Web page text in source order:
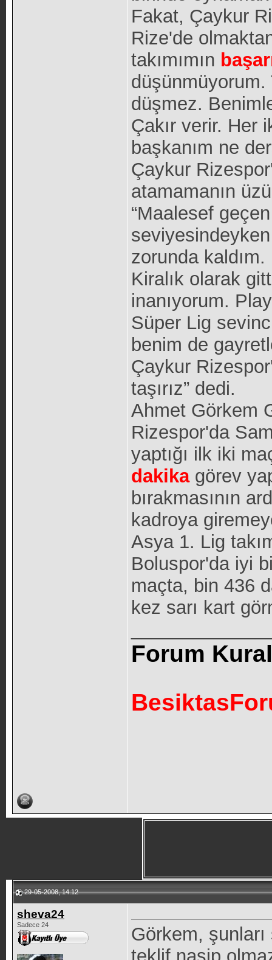
Fakat, Çaykur
Rize'de
takımımın
düşmez.
Çakır verir. Her
başkanım ne
Çaykur
atamamanın
“Maalesef
zorunda kaldım.
Kiralık olarak
inanıyorum.
Süper Lig
benim de
Çaykur
taşırız” dedi.
Ahmet Görkem
Rizespor'da
yaptığı ilk iki
dakikagörev
bırakmasının
kadroya
Asya 1. Lig
Boluspor'da iyi
maçta, bin 436
kez sarı kart
Forum
29-05-2008, 14:12
sheva24
Sadece 24
Görkem,